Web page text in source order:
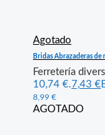
Agotado
Bridas Abrazaderas de
Ferretería
10,74 €. 7,43 €
8,99 €
AGOTADO